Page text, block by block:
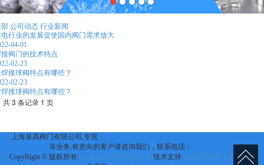
公司动态 行业新闻
行业的发展促使国内阀门需求放大
04-01
阀门的技术特点
02-23
接球阀特点有哪些？
02-23
接球阀特点有哪些？
共 3 条记录 1 页
上海泉高阀门有限公司,专营
等业务,有意向的客户请咨询我们，联系电话：
CopyRight © 版权所有:
技术支持:秦汉网络 网站地图 XM